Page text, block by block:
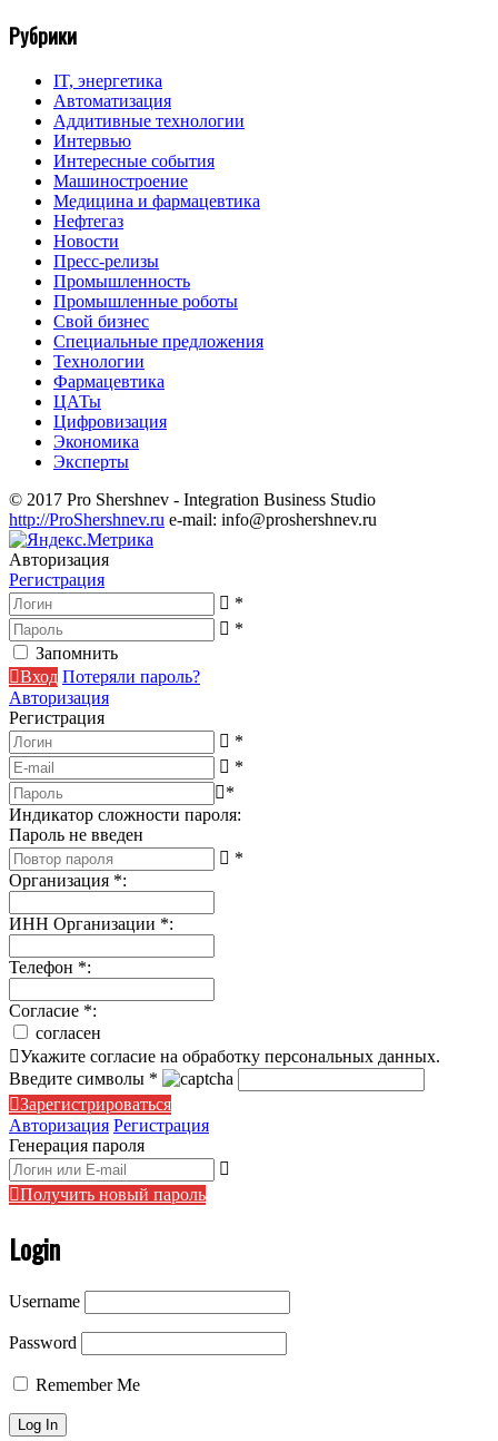
Рубрики
IT, энергетика
Автоматизация
Аддитивные технологии
Интервью
Интересные события
Машиностроение
Медицина и фармацевтика
Нефтегаз
Новости
Пресс-релизы
Промышленность
Промышленные роботы
Свой бизнес
Специальные предложения
Технологии
Фармацевтика
ЦАТы
Цифровизация
Экономика
Эксперты
© 2017 Pro Shershnev - Integration Business Studio
http://ProShershnev.ru e-mail: info@proshershnev.ru
Авторизация
Регистрация
*
*
Запомнить
Вход Потеряли пароль?
Авторизация
Регистрация
*
*
*
Индикатор сложности пароля:
Пароль не введен
*
Организация *:
ИНН Организации *:
Телефон *:
Согласие *:
согласен
Укажите согласие на обработку персональных данных.
Введите символы *
Зарегистрироваться
Авторизация Регистрация
Генерация пароля
Получить новый пароль
Login
Username
Password
Remember Me